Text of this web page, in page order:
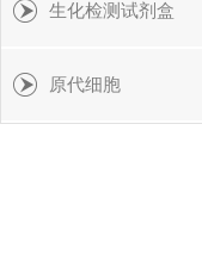
生化检测试剂盒
原代细胞